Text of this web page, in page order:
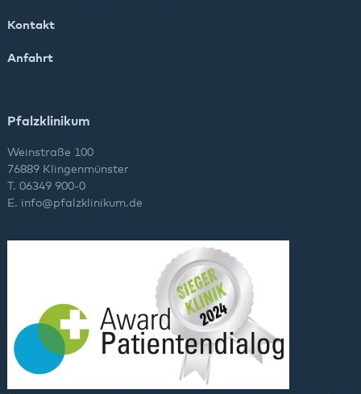
Kontakt
Anfahrt
Pfalzklinikum
Weinstraße 100
76889 Klingenmünster
T. 06349 900-0
E. info@pfalzklinikum.de